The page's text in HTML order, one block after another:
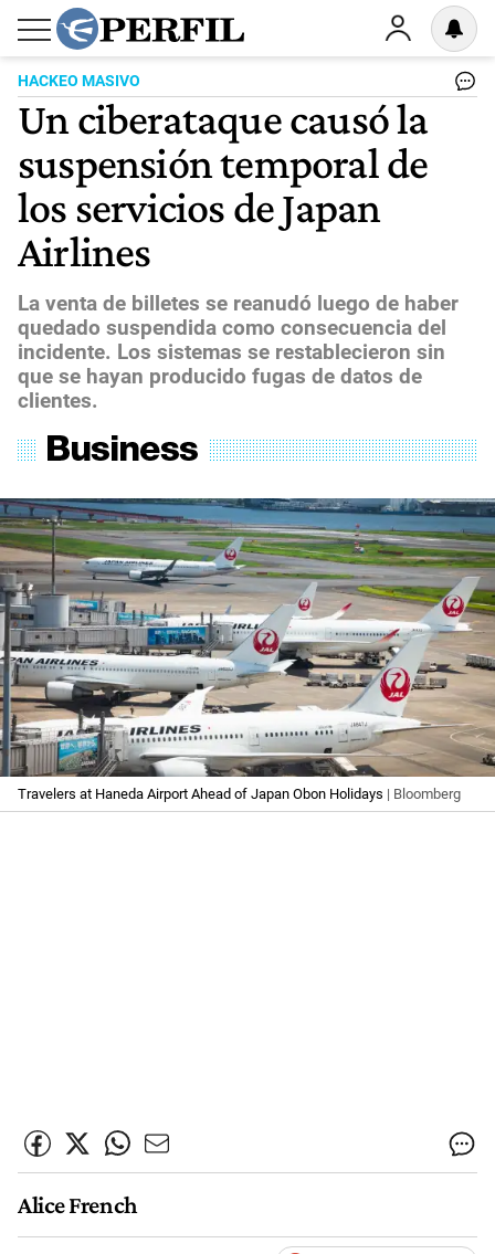
HACKEO MASIVO
Un ciberataque causó la
suspensión temporal de
los servicios de Japan
Airlines
La venta de billetes se reanudó luego de haber
quedado suspendida como consecuencia del
incidente. Los sistemas se restablecieron sin
que se hayan producido fugas de datos de
clientes.
Travelers at Haneda Airport Ahead of Japan Obon Holidays | Bloomberg
Alice French